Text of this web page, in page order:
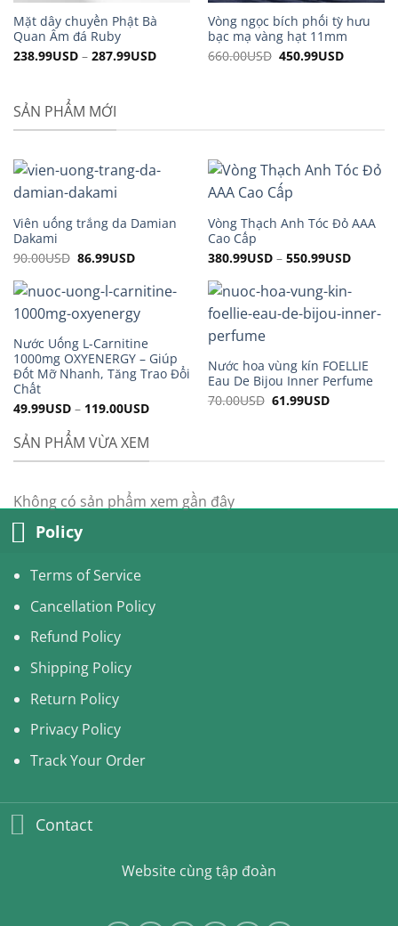
Mặt dây chuyền Phật Bà
Quan Âm đá Ruby
238.99USD– 287.99USD
Vòng ngọc bích phối tỳ hưu
bạc mạ vàng hạt 11mm
660.00USD Original
450.99USDCurrent
SẢN PHẨM MỚI
Viên uống trắng da Damian
Dakami
90.00USD Original
90.00USD.
86.99USDCurrent
86.99USD.
Vòng Thạch Anh Tóc Đỏ AAA
Cao Cấp
380.99USD– 550.99USD
Nước Uống L-Carnitine
1000mg OXYENERGY – Giúp
Đốt Mỡ Nhanh, Tăng Trao Đổi
Chất
49.99USD– 119.00USD
Nước hoa vùng kín FOELLIE
Eau De Bijou Inner Perfume
70.00USD Original
61.99USDCurrent
SẢN PHẨM VỪA XEM
Không có sản phẩm xem gần đây
Policy
Terms of Service
Cancellation Policy
Refund Policy
Shipping Policy
Return Policy
Privacy Policy
Track Your Order
Contact
Website cùng tập đoàn